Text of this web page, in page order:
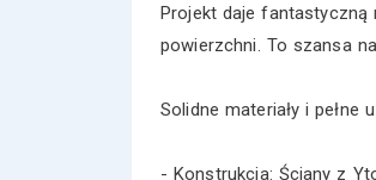
Projekt daje fantastyczną
powierzchni. To szansa
Solidne materiały i pełne
- Konstrukcja: Ściany z